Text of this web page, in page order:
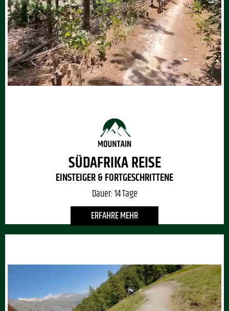
SÜDAFRIKA REISE
EINSTEIGER & FORTGESCHRITTENE
Dauer:14 Tage
ERFAHRE MEHR